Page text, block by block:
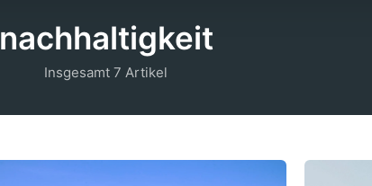
nachhaltigkeit
Insgesamt 7 Artikel